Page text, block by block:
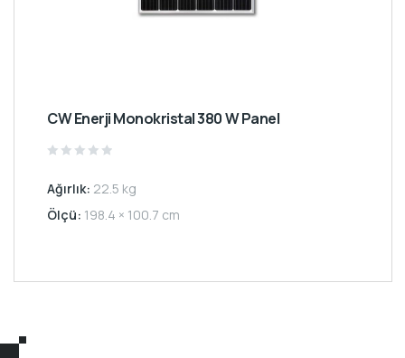
CW Enerji Monokristal 380 W Panel
out
of
5
Ağırlık: 22.5 kg
Ölçü: 198.4 × 100.7 cm